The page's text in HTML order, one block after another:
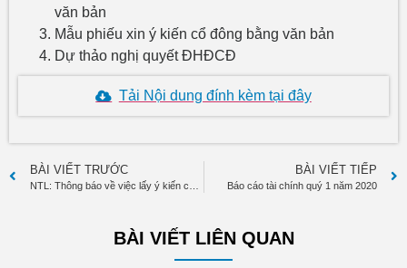
văn bản
Mẫu phiếu xin ý kiến cổ đông bằng văn bản
Dự thảo nghị quyết ĐHĐCĐ
Tải Nội dung đính kèm tại đây
BÀI VIẾT TRƯỚC BÀI VIẾT TIẾP
Báo cáo tài chính quý 1 năm 2020
BÀI VIẾT LIÊN QUAN